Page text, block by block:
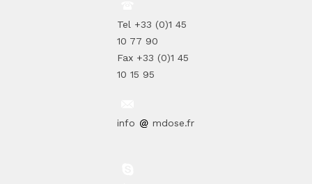
Tel +33 (0)1 45
10 77 90
Fax +33 (0)1 45
10 15 95
info mdose.fr